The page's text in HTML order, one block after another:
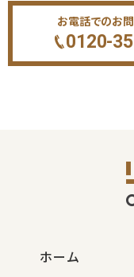
お電話でのお
0120-
ホーム